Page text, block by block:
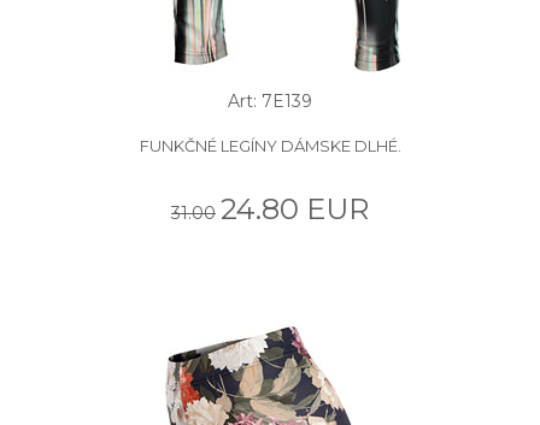
Art: 7E139
FUNKČNÉ LEGÍNY DÁMSKE DLHÉ.
31.00 24.80 EUR